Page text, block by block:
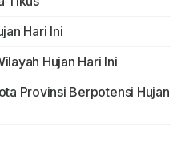
Hari Ini
Hujan Hari Ini
Provinsi Berpotensi Hujan